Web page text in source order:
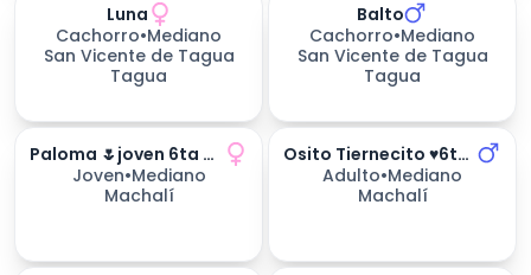
días esperando
Luna
Cachorro•Mediano
San Vicente de Tagua
Tagua
Balto
Cachorro•Mediano
San Vicente de Tagua
Tagua
Paloma 🌷joven 6ta Región
Joven•Mediano
Machalí
Osito Tiernecito ♥️6ta Región
Adulto•Mediano
Machalí